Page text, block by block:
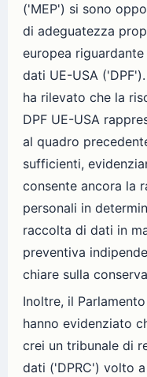
('MEP') si sono
di adeguatezza
europea
dati UE-USA
ha rilevato che la
DPF UE-USA
al quadro
sufficienti,
consente ancora la
personali in
raccolta di dati in
preventiva
chiare sulla
Inoltre, il
hanno evidenziato
crei un tribunale di
dati ('DPRC') volto